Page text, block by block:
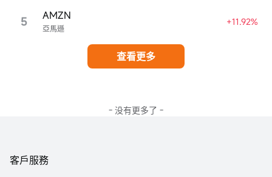
5 亞馬遜
AMZN +11.92%
查看更多
- 没有更多了 -
客戶服務